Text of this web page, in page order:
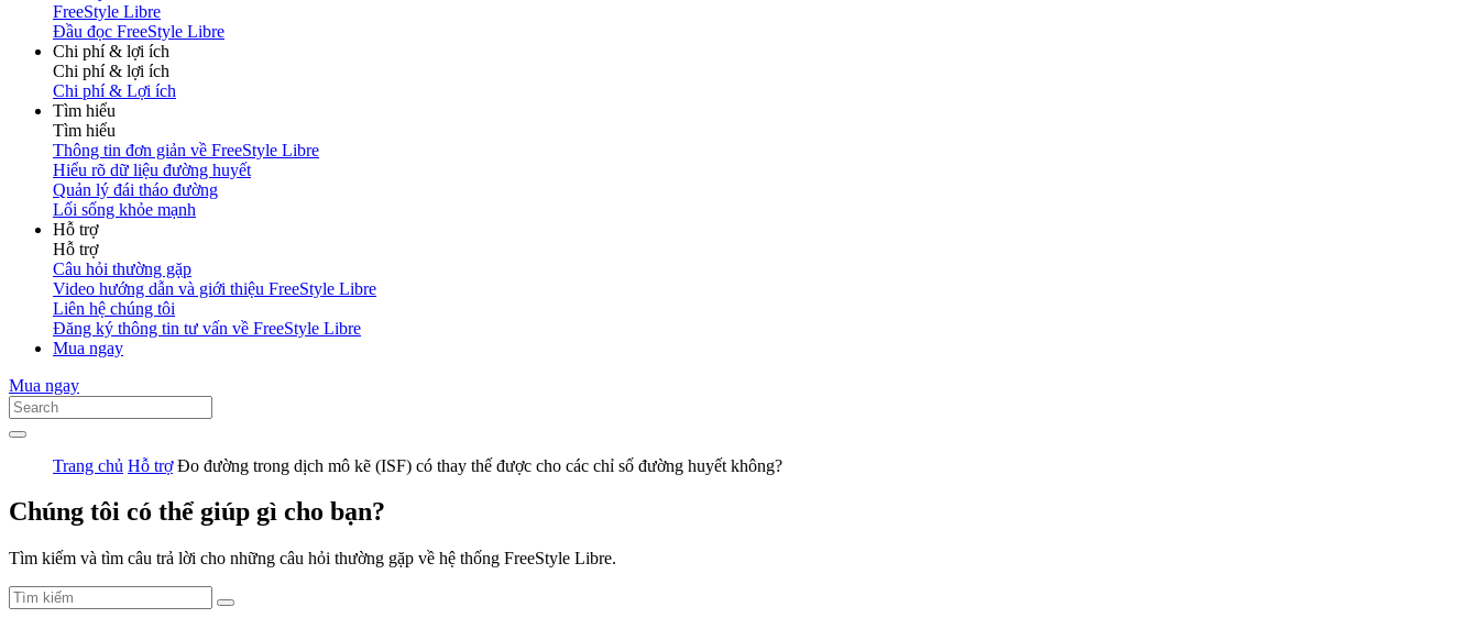
FreeStyle Libre
Đầu đọc FreeStyle Libre
Chi phí & lợi ích
Chi phí & lợi ích
Chi phí & Lợi ích
Tìm hiểu
Tìm hiểu
Thông tin đơn giản về FreeStyle Libre
Hiểu rõ dữ liệu đường huyết
Quản lý đái tháo đường
Lối sống khỏe mạnh
Hỗ trợ
Hỗ trợ
Câu hỏi thường gặp
Video hướng dẫn và giới thiệu FreeStyle Libre
Liên hệ chúng tôi
Đăng ký thông tin tư vấn về FreeStyle Libre
Mua ngay
Mua ngay
Trang chủ Hỗ trợ Đo đường trong dịch mô kẽ (ISF) có thay thế được cho các chỉ số đường huyết không?
Chúng tôi có thể giúp gì cho bạn?
Tìm kiếm và tìm câu trả lời cho những câu hỏi thường gặp về hệ thống FreeStyle Libre.